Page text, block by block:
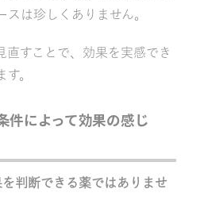
スは珍しくありません。
直すことで、効果を実感でき
。
件によって効果の感じ
判断できる薬ではありませ